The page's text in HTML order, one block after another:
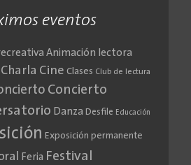
eventos
Animación lectora
Charla Cine Clases Club de lectura
Concierto
Danza Desfile Educación
Exposición permanente
Feria Festival